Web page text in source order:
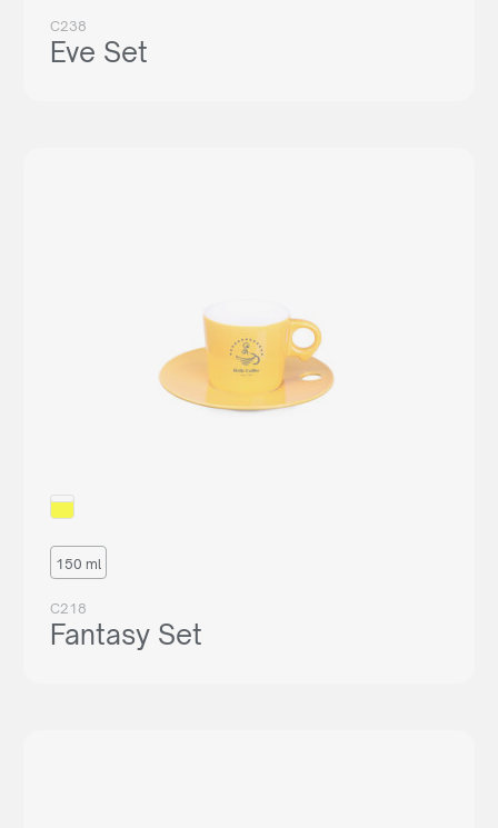
C238
Eve Set
150 ml
C218
Fantasy Set